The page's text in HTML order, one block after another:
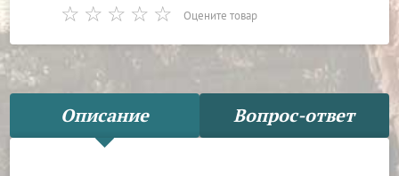
Оцените товар
Описание Вопрос-ответ